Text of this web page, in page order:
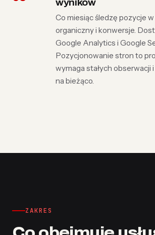
wyników
Co miesiąc śledzę pozycje
organiczny i konwersje.
Google Analytics i Google
Pozycjonowanie stron to
wymaga stałych obserwacji
na bieżąco.
ZAKRES